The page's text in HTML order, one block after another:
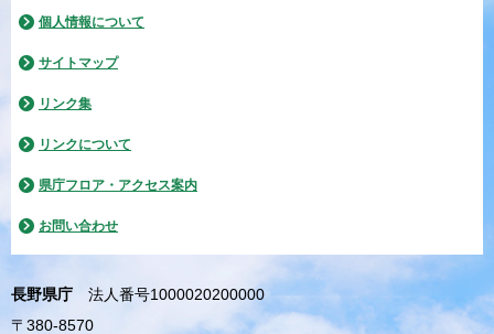
個人情報について
サイトマップ
リンク集
リンクについて
県庁フロア・アクセス案内
お問い合わせ
長野県庁
法人番号1000020200000
〒380-8570